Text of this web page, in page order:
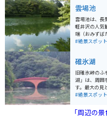
巻です。また
厚な味わいの
らに、キャン
れており、自
体験が満喫で
魅力あふれる牧場です。 標高
を見せてくれ
場料もかかり
雲場池
雲場池は、長
軽井沢の人気
端（おみずば
an Lake（白
紅葉、冬の雪
きます。特に
木々が美しい
#絶景スポット
碓氷湖
旧碓氷峠のふ
湖」は、周囲
す。最大の見
させるレンガ
は、まるで絵画のよ
mの平坦な遊
#絶景スポット
「周辺の